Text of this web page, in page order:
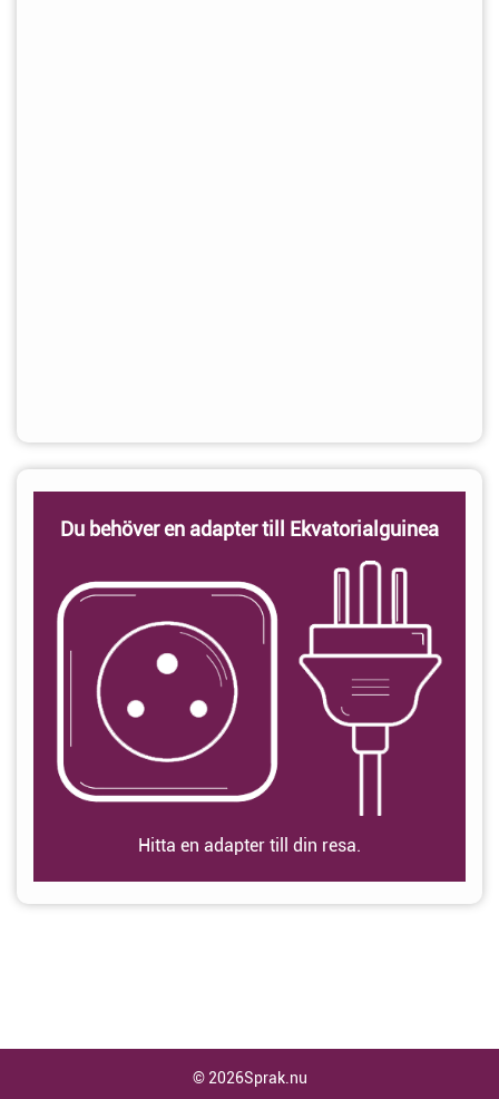
Du behöver en adapter till Ekvatorialguinea
Hitta en adapter till din resa.
© 2026Sprak.nu